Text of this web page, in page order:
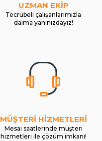
UZMAN EKİP
Tecrübeli çalışanlarımızla
daima yanınızdayız!
MÜŞTERİ HİZMETLERİ
Mesai saatlerinde müşteri
hizmetleri ile çözüm imkanı!